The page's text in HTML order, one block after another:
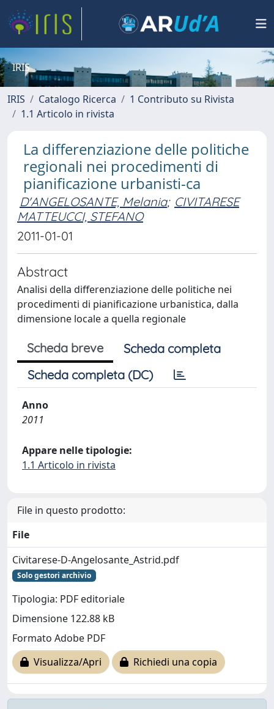
IRIS
IRIS Catalogo Ricerca
1 Contributo su Rivista
1.1 Articolo in rivista
La differenziazione delle politiche
regionali nei procedimenti di
pianificazione urbanisti-ca
D'ANGELOSANTE, Melania; CIVITARESE
MATTEUCCI, STEFANO
2011-01-01
Abstract
Analisi della differenziazione delle politiche nei
procedimenti di pianificazione urbanistica, dalla
dimensione locale a quella regionale
Scheda breve
Scheda completa
Scheda completa (DC)
Anno
2011
Appare nelle tipologie:
1.1 Articolo in rivista
File in questo prodotto:
File
Civitarese-D-Angelosante_Astrid.pdf
Solo gestori archivio
Tipologia: PDF editoriale
Dimensione 122.88 kB
Formato Adobe PDF
Visualizza/Apri
Richiedi una copia